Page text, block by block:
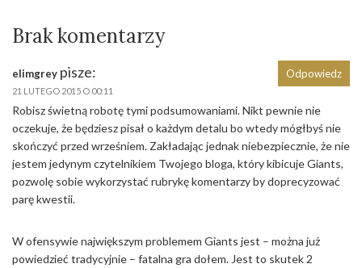
Brak komentarzy
elimgrey pisze:
21 LUTEGO 2015 O 00:11
Robisz świetną robotę tymi podsumowaniami. Nikt pewnie nie
oczekuje, że będziesz pisał o każdym detalu bo wtedy mógłbyś nie
skończyć przed wrześniem. Zakładając jednak niebezpiecznie, że nie
jestem jedynym czytelnikiem Twojego bloga, który kibicuje Giants,
pozwolę sobie wykorzystać rubrykę komentarzy by doprecyzować
parę kwestii.
W ofensywie największym problemem Giants jest – można już
powiedzieć tradycyjnie – fatalna gra dołem. Jest to skutek 2
Odpowiedz